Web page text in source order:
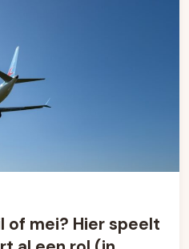
of mei? Hier speelt